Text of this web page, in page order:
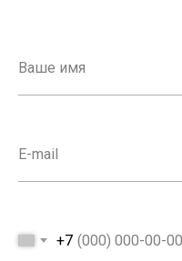
Ваше имя
E-mail
+7